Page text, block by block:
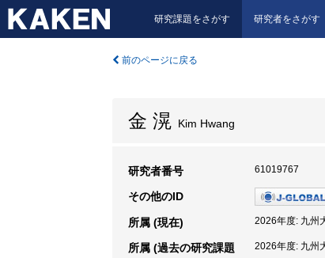
研究課題をさがす 研究者をさがす
前のページに戻る
金 滉 Kim Hwang
研究者番号 61019767
その他のID
所属 (現在) 2026年度: 九州
所属 (過去の研究課題
2026年度: 九州